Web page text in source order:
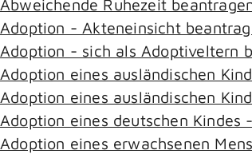
Abweichende Ruhezeit
Adoption - Akteneinsicht
Adoption - sich als Adoptiveltern
Adoption eines ausländischen
Adoption eines ausländischen
Adoption eines deutschen Kindes
Adoption eines erwachsenen